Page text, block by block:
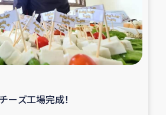
ノンにおける緊急支援
シリア難民への教育支援事業
ア難民・レバノン人への農業支援
ーズ工場完成！